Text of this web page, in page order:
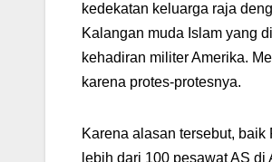
kedekatan keluarga raja
Kalangan muda Islam yang
kehadiran militer Amerika.
karena protes-protesnya.
Karena alasan tersebut,
lebih dari 100 pesawat AS